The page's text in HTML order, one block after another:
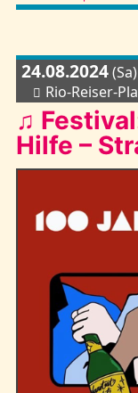
24.08.2024(Sa)
Rio-Reiser-
♫
Hilfe –